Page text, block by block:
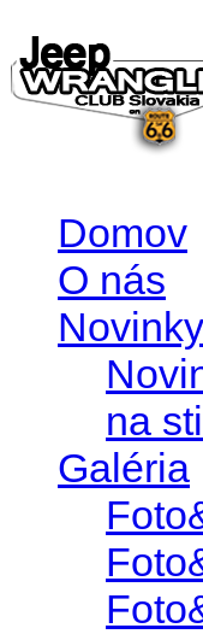
Domov
O nás
na
Galéria